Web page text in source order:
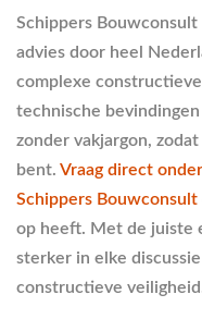
Schippers
advies door heel
complexe
technische
zonder vakjargon,
bent. Vraag direct
Schippers Bouwconsult
op heeft. Met de juiste
sterker in elke
constructieve